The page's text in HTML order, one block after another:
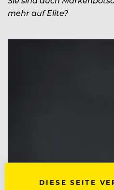
mehr auf Elite?
DIESE SEITE